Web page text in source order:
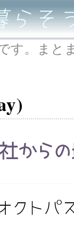
らそ
す。まと
から
トパ